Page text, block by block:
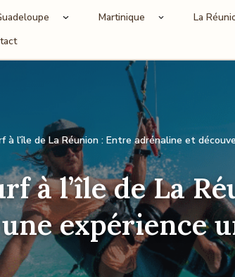
Martinique La
à l’île de La Réunion : Entre adrénaline et
à l’île de La
expérience